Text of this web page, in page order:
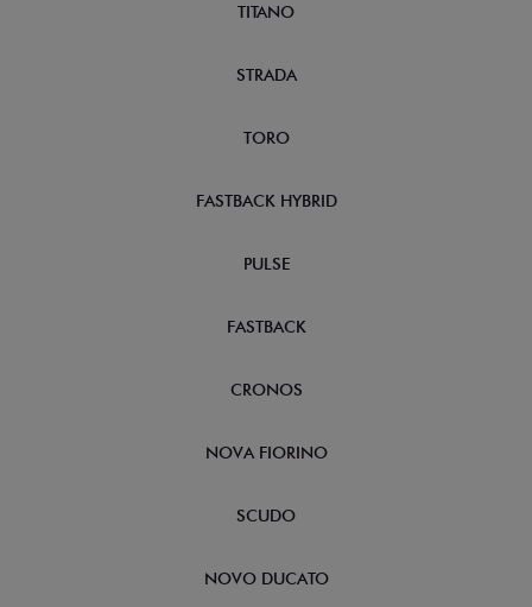
TITANO
STRADA
TORO
FASTBACK HYBRID
PULSE
FASTBACK
CRONOS
NOVA FIORINO
SCUDO
NOVO DUCATO